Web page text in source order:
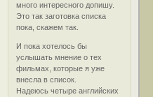
много интересного допишу.
Это так заготовка списка
пока, скажем так.
И пока хотелось бы
услышать мнение о тех
фильмах, которые я уже
внесла в список.
Надеюсь четыре английских